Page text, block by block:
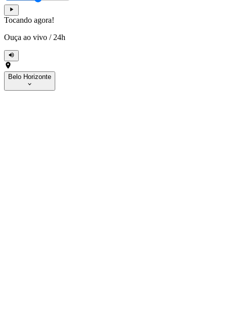
Tocando agora!
Ouça ao vivo / 24h
Belo Horizonte